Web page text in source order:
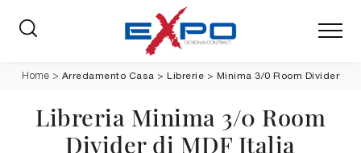
Home > Arredamento Casa > Librerie > Minima 3/0 Room Divider
Libreria Minima 3/0 Room
Divider di MDF Italia